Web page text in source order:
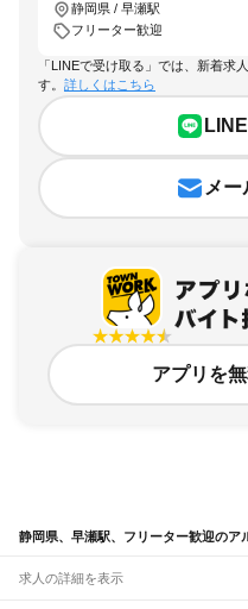
静岡県 / 早瀬駅
フリーター歓迎
「LINEで受け取る」では、新着求
す。 詳しくはこちら
メ
アプリを
静岡県、早瀬駅、フリーター歓迎のア
求人の詳細を表示